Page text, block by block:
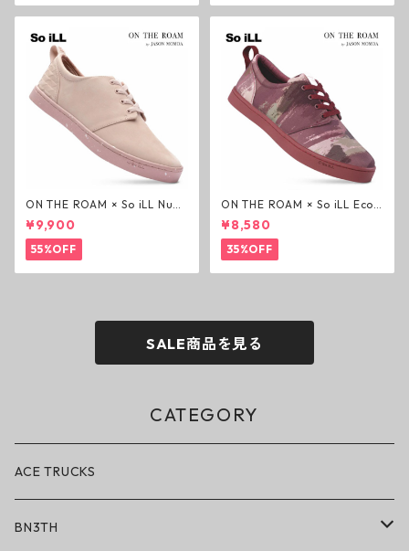
ON THE ROAM × So iLL Nubu
ck Wino ライフスタイルシュ
ーズ ダーティーピンク オンザ
ローム ジェイソンモモア OTR
スニーカー
¥9,900
55%OFF
ON THE ROAM × So iLL Eco
Camo Wino ライフスタイル
シューズ カモ オンザローム ジ
ェイソンモモア OTR スニーカ
ー
¥8,580
35%OFF
SALE商品を見る
CATEGORY
ACE TRUCKS
BN3TH